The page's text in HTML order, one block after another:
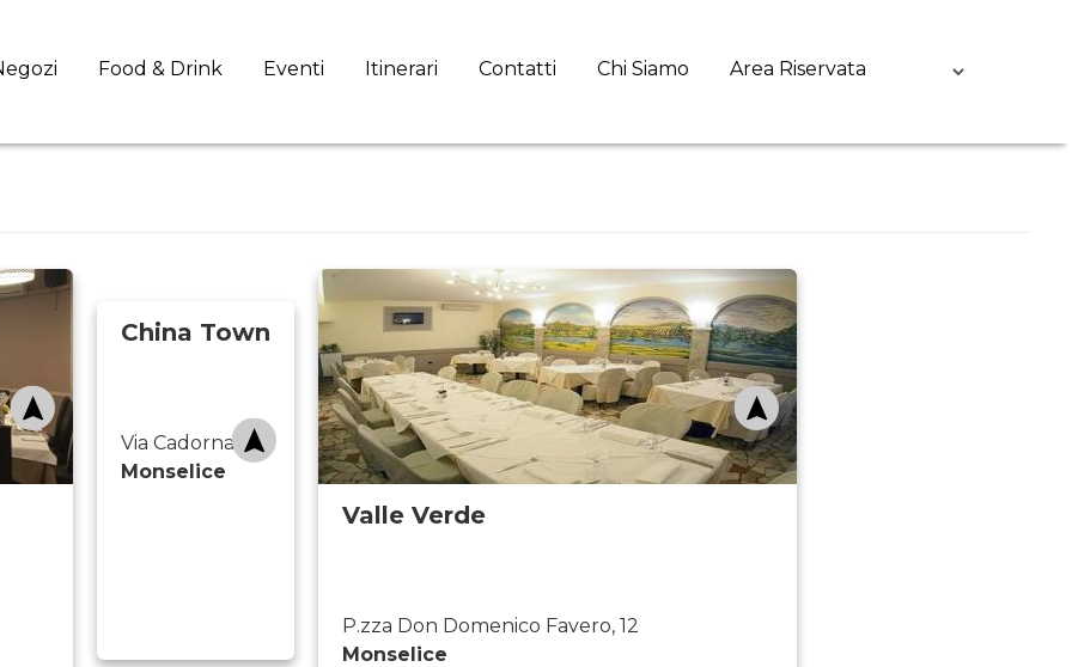
Food & Drink Eventi Itinerari Contatti Chi Siamo Area Riservata
China Town
Via Cadorna, 26
Monselice
Valle Verde
P.zza Don Domenico Favero, 12
Monselice